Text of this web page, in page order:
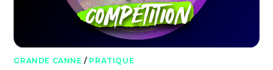
GRANDE CANNE / PRATIQUE